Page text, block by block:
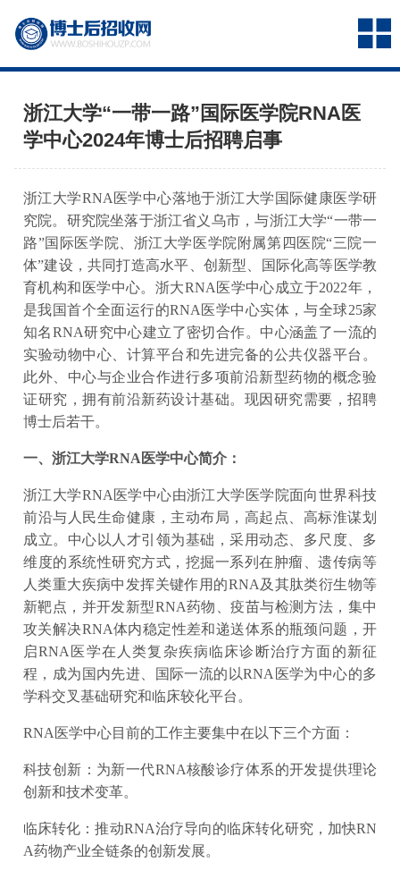
浙江大学“一带一路”国际医学院RNA医
学中心2024年博士后招聘启事
浙江大学RNA医学中心落地于浙江大学国际健康医学研
究院。研究院坐落于浙江省义乌市，与浙江大学“一带一
路”国际医学院、浙江大学医学院附属第四医院“三院一
体”建设，共同打造高水平、创新型、国际化高等医学教
育机构和医学中心。浙大RNA医学中心成立于2022年，
是我国首个全面运行的RNA医学中心实体，与全球25家
知名RNA研究中心建立了密切合作。中心涵盖了一流的
实验动物中心、计算平台和先进完备的公共仪器平台。
此外、中心与企业合作进行多项前沿新型药物的概念验
证研究，拥有前沿新药设计基础。现因研究需要，招聘
博士后若干。
一、浙江大学RNA医学中心简介：
浙江大学RNA医学中心由浙江大学医学院面向世界科技
前沿与人民生命健康，主动布局，高起点、高标淮谋划
成立。中心以人才引领为基础，采用动态、多尺度、多
维度的系统性研究方式，挖掘一系列在肿瘤、遗传病等
人类重大疾病中发挥关键作用的RNA及其肽类衍生物等
新靶点，并开发新型RNA药物、疫苗与检测方法，集中
攻关解决RNA体内稳定性差和递送体系的瓶颈问题，开
启RNA医学在人类复杂疾病临床诊断治疗方面的新征
程，成为国内先进、国际一流的以RNA医学为中心的多
学科交叉基础研究和临床较化平台。
RNA医学中心目前的工作主要集中在以下三个方面：
科技创新：为新一代RNA核酸诊疗体系的开发提供理论
创新和技术变革。
临床转化：推动RNA治疗导向的临床转化研究，加快RN
A药物产业全链条的创新发展。